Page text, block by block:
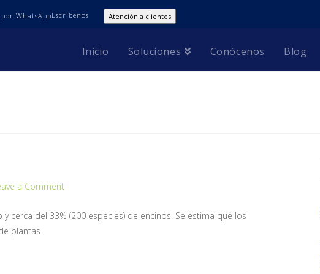
Escríbenos Atención a clientes
Inicio Soluciones Conócenos Blog
a Comment
cerca del 33% (200 especies) de encinos. Se estima que los
plantas